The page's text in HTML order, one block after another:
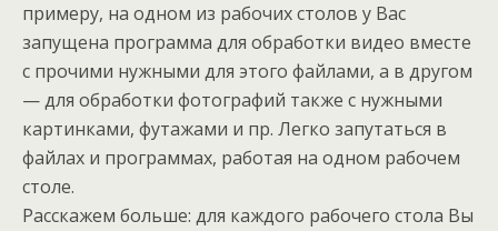
примеру, на одном из рабочих столов у Вас
запущена программа для обработки видео вместе
с прочими нужными для этого файлами, а в другом
— для обработки фотографий также с нужными
картинками, футажами и пр. Легко запутаться в
файлах и программах, работая на одном рабочем
столе.
Расскажем больше: для каждого рабочего стола Вы